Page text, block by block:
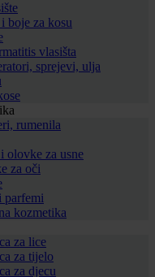
boje za kosu
vlasišta
sprejevi, ulja
rumenila
olovke za usne
za oči
parfemi
kozmetika
za lice
za tijelo
za djecu